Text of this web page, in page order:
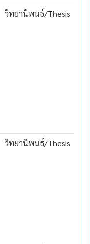
วิทยานิพนธ์/Thesis
วิทยานิพนธ์/Thesis